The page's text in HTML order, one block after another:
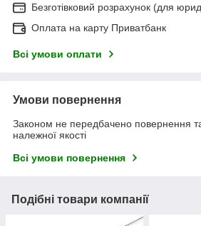
Безготівковий розрахунок (для
Оплата на карту Приватбанк
Всі умови оплати
Умови повернення
Законом не передбачено повернення
належної якості
Всі умови повернення
Подібні товари компанії